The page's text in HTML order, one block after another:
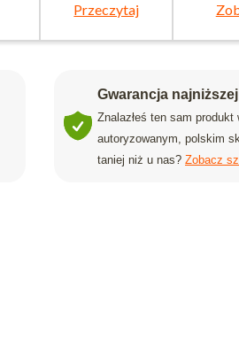
Przeczytaj
Gwarancja
Znalazłeś ten sam produkt
autoryzowanym, polskim
taniej niż u nas? Zobacz